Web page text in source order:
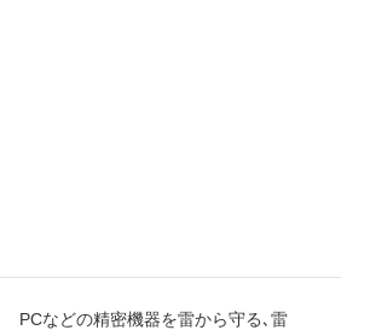
PCなどの精密機器を雷から守る､雷